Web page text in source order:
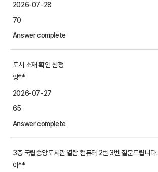
2026-07-28
70
Answer complete
도서 소재 확인 신청
양**
2026-07-27
65
Answer complete
3층 국립중앙도서관 열람 컴퓨터 2번 3번 질문드립니다.
이**